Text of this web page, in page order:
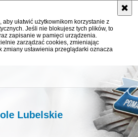
ułatwić użytkownikom korzystanie z
Jeśli nie blokujesz tych plików, to
zapisanie w pamięci urządzenia.
zarządzać cookies, zmieniając
zmiany ustawienia przeglądarki oznacza
Lubelskie